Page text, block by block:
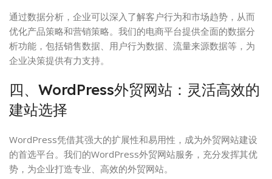
通过数据分析，企业可以深入了解客户行为和市场趋势，从而
优化产品策略和营销策略。我们的电商平台提供全面的数据分
析功能，包括销售数据、用户行为数据、流量来源数据等，为
企业决策提供有力支持。
四、WordPress外贸网站：灵活高效的
建站选择
WordPress凭借其强大的扩展性和易用性，成为外贸网站建设
的首选平台。我们的WordPress外贸网站服务，充分发挥其优
势，为企业打造专业、高效的外贸网站。